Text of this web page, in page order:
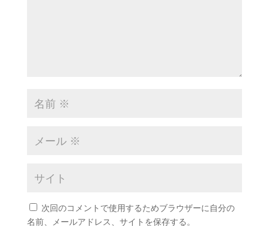
次回のコメントで使用するためブラウザーに自分の
名前、メールアドレス、サイトを保存する。